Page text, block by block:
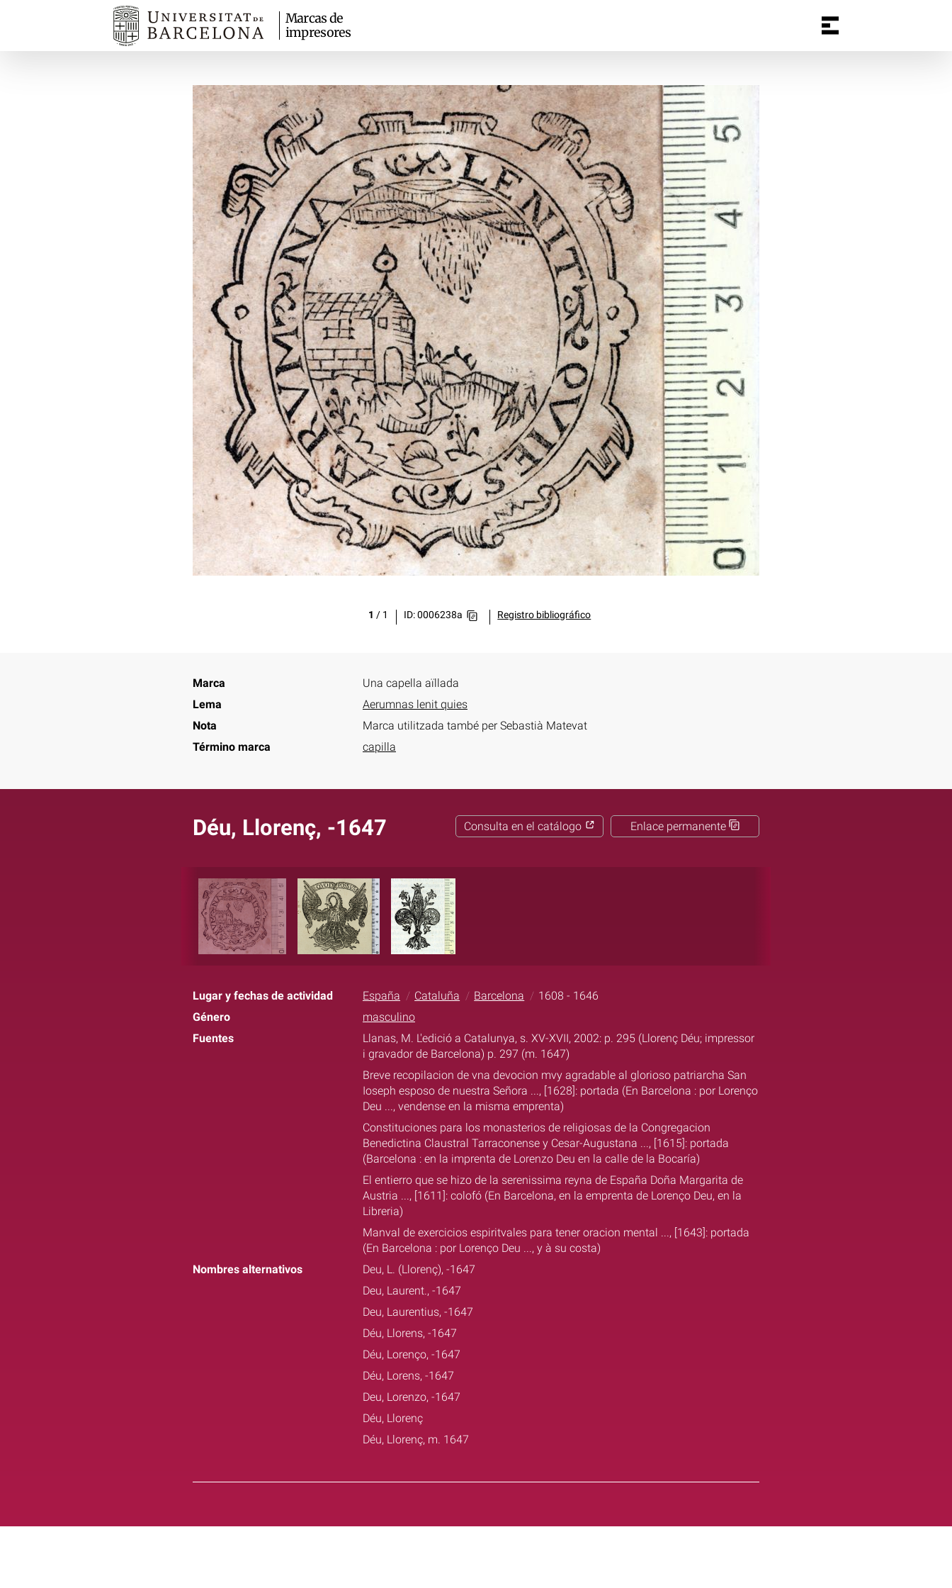
Marcas de
impresores
1 / 1 ID: 0006238a Registro bibliográfico
Marca
Una capella aïllada
Lema
Aerumnas lenit quies
Nota
Marca utilitzada també per Sebastià Matevat
Término marca
capilla
Déu, Llorenç, -1647 Enlace permanente
Consulta en el catálogo
Lugar y fechas de actividad España Cataluña Barcelona
1608 - 1646
Género
masculino
Fuentes
Llanas, M. L'edició a Catalunya, s. XV-XVII, 2002: p. 295 (Llorenç Déu; impressor
i gravador de Barcelona) p. 297 (m. 1647)
Breve recopilacion de vna devocion mvy agradable al glorioso patriarcha San
Ioseph esposo de nuestra Señora ..., [1628]: portada (En Barcelona : por Lorenço
Deu ..., vendense en la misma emprenta)
Constituciones para los monasterios de religiosas de la Congregacion
Benedictina Claustral Tarraconense y Cesar-Augustana ..., [1615]: portada
(Barcelona : en la imprenta de Lorenzo Deu en la calle de la Bocaría)
El entierro que se hizo de la serenissima reyna de España Doña Margarita de
Austria ..., [1611]: colofó (En Barcelona, en la emprenta de Lorenço Deu, en la
Libreria)
Manval de exercicios espiritvales para tener oracion mental ..., [1643]: portada
(En Barcelona : por Lorenço Deu ..., y à su costa)
Nombres alternativos
Deu, L. (Llorenç), -1647
Deu, Laurent., -1647
Deu, Laurentius, -1647
Déu, Llorens, -1647
Déu, Lorenço, -1647
Déu, Lorens, -1647
Deu, Lorenzo, -1647
Déu, Llorenç
Déu, Llorenç, m. 1647